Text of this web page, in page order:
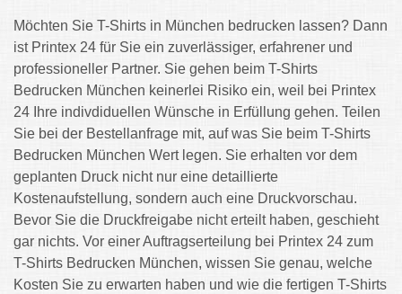
Möchten Sie T-Shirts in München bedrucken lassen? Dann
ist Printex 24 für Sie ein zuverlässiger, erfahrener und
professioneller Partner. Sie gehen beim T-Shirts
Bedrucken München keinerlei Risiko ein, weil bei Printex
24 Ihre indivdiduellen Wünsche in Erfüllung gehen. Teilen
Sie bei der Bestellanfrage mit, auf was Sie beim T-Shirts
Bedrucken München Wert legen. Sie erhalten vor dem
geplanten Druck nicht nur eine detaillierte
Kostenaufstellung, sondern auch eine Druckvorschau.
Bevor Sie die Druckfreigabe nicht erteilt haben, geschieht
gar nichts. Vor einer Auftragserteilung bei Printex 24 zum
T-Shirts Bedrucken München, wissen Sie genau, welche
Kosten Sie zu erwarten haben und wie die fertigen T-Shirts